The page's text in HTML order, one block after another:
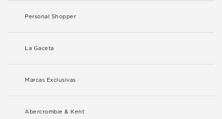
Personal Shopper
La Gaceta
Marcas Exclusivas
Abercrombie & Kent